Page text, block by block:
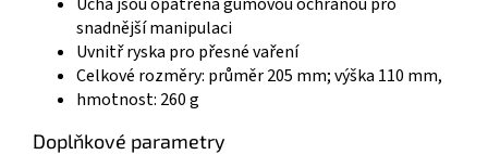
snadnější manipulaci
Uvnitř ryska pro přesné vaření
Celkové rozměry: průměr 205 mm; výška 110 mm,
hmotnost: 260 g
Doplňkové parametry